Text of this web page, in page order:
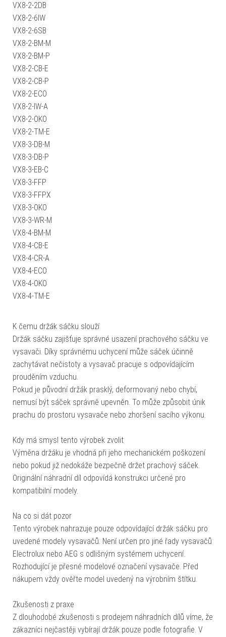
VX8-2-2DB
VX8-2-6IW
VX8-2-6SB
VX8-2-BM-M
VX8-2-BM-P
VX8-2-CB-E
VX8-2-CB-P
VX8-2-ECO
VX8-2-IW-A
VX8-2-OKO
VX8-2-TM-E
VX8-3-DB-M
VX8-3-DB-P
VX8-3-EB-C
VX8-3-FFP
VX8-3-FFPX
VX8-3-OKO
VX8-3-WR-M
VX8-4-BM-M
VX8-4-CB-E
VX8-4-CR-A
VX8-4-ECO
VX8-4-OKO
VX8-4-TM-E
K čemu držák sáčku slouží
Držák sáčku zajišťuje správné usazení prachového sáčku ve
vysavači. Díky správnému uchycení může sáček účinně
zachytávat nečistoty a vysavač pracuje s odpovídajícím
prouděním vzduchu.
Pokud je původní držák prasklý, deformovaný nebo chybí,
nemusí být sáček správně upevněn. To může způsobit únik
prachu do prostoru vysavače nebo zhoršení sacího výkonu.
Kdy má smysl tento výrobek zvolit
Výměna držáku je vhodná při jeho mechanickém poškození
nebo pokud již nedokáže bezpečně držet prachový sáček.
Originální náhradní díl odpovídá konstrukci určené pro
kompatibilní modely.
Na co si dát pozor
Tento výrobek nahrazuje pouze odpovídající držák sáčku pro
uvedené modely vysavačů. Není určen pro jiné řady vysavačů
Electrolux nebo AEG s odlišným systémem uchycení.
Rozhodující je přesné modelové označení vysavače. Před
nákupem vždy ověřte model uvedený na výrobním štítku.
Zkušenosti z praxe
Z dlouhodobé zkušenosti s prodejem náhradních dílů víme, že
zákazníci nejčastěji vybírají držák pouze podle fotografie. V